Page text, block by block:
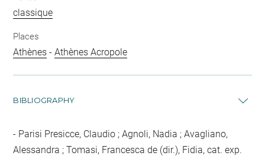
classique
Places
Athènes -Athènes Acropole
BIBLIOGRAPHY
Parisi Presicce, Claudio ; Agnoli, Nadia ; Avagliano,
Alessandra ; Tomasi, Francesca de (dir.), Fidia, cat. exp.